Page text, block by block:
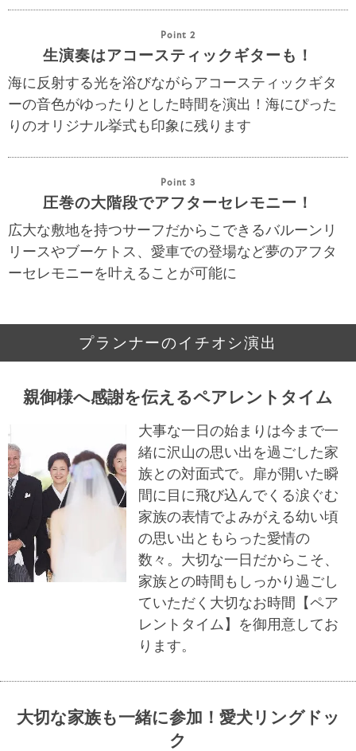
Point 2
生演奏はアコースティックギターも！
海に反射する光を浴びながらアコースティックギタ
ーの音色がゆったりとした時間を演出！海にぴった
りのオリジナル挙式も印象に残ります
Point 3
圧巻の大階段でアフターセレモニー！
広大な敷地を持つサーフだからこできるバルーンリ
リースやブーケトス、愛車での登場など夢のアフタ
ーセレモニーを叶えることが可能に
プランナーのイチオシ演出
親御様へ感謝を伝えるペアレントタイム
大事な一日の始まりは今まで一
緒に沢山の思い出を過ごした家
族との対面式で。扉が開いた瞬
間に目に飛び込んでくる涙ぐむ
家族の表情でよみがえる幼い頃
の思い出ともらった愛情の
数々。大切な一日だからこそ、
家族との時間もしっかり過ごし
ていただく大切なお時間【ペア
レントタイム】を御用意してお
ります。
大切な家族も一緒に参加！愛犬リングドッ
ク